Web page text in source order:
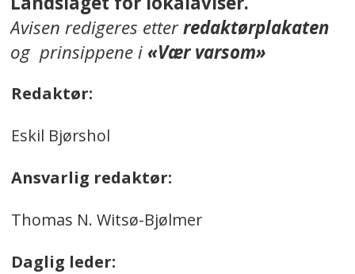
Avisen redigeres etterredaktørplakaten
og prinsippene i«Vær varsom»
Redaktør:
Eskil Bjørshol
Ansvarlig redaktør:
Thomas N. Witsø-Bjølmer
Daglig leder: